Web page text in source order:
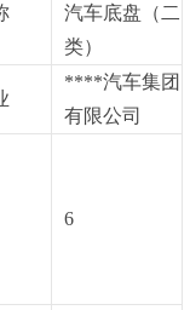
汽车底盘（二
类）
****汽车集团
有限公司
6